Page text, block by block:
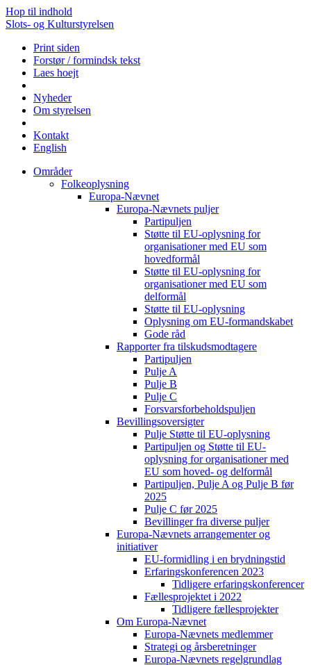
Hop til indhold
Slots- og Kulturstyrelsen
Print siden
Forstør / formindsk tekst
Laes hoejt
Nyheder
Om styrelsen
Kontakt
English
Områder
Folkeoplysning
Europa-Nævnet
Europa-Nævnets puljer
Partipuljen
Støtte til EU-oplysning for
organisationer med EU som
hovedformål
Støtte til EU-oplysning for
organisationer med EU som
delformål
Støtte til EU-oplysning
Oplysning om EU-formandskabet
Gode råd
Rapporter fra tilskudsmodtagere
Partipuljen
Pulje A
Pulje B
Pulje C
Forsvarsforbeholdspuljen
Bevillingsoversigter
Pulje Støtte til EU-oplysning
Partipuljen og Støtte til EU-
oplysning for organisationer med
EU som hoved- og delformål
Partipuljen, Pulje A og Pulje B før
2025
Pulje C før 2025
Bevillinger fra diverse puljer
Europa-Nævnets arrangementer og
initiativer
EU-formidling i en brydningstid
Erfaringskonferencen 2023
Tidligere erfaringskonferencer
Fællesprojektet i 2022
Tidligere fællesprojekter
Om Europa-Nævnet
Europa-Nævnets medlemmer
Strategi og årsberetninger
Europa-Nævnets regelgrundlag